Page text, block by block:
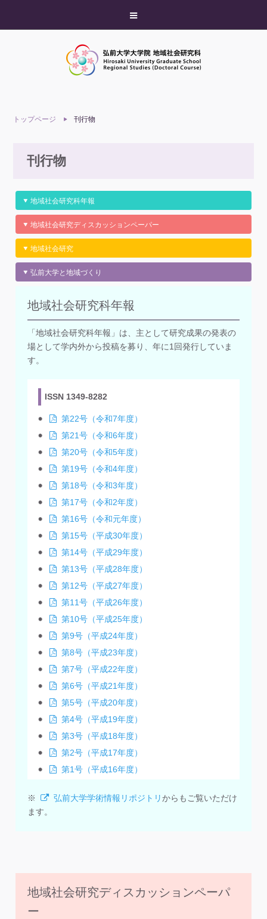
トップページ 刊行物
刊行物
地域社会研究科年報
地域社会研究ディスカッションペーパー
地域社会研究
弘前大学と地域づくり
地域社会研究科年報
「地域社会研究科年報」は、主として研究成果の発表の
場として学内外から投稿を募り、年に1回発行していま
す。
ISSN 1349-8282
第22号（令和7年度）
第21号（令和6年度）
第20号（令和5年度）
第19号（令和4年度）
第18号（令和3年度）
第17号（令和2年度）
第16号（令和元年度）
第15号（平成30年度）
第14号（平成29年度）
第13号（平成28年度）
第12号（平成27年度）
第11号（平成26年度）
第10号（平成25年度）
第9号（平成24年度）
第8号（平成23年度）
第7号（平成22年度）
第6号（平成21年度）
第5号（平成20年度）
第4号（平成19年度）
第3号（平成18年度）
第2号（平成17年度）
第1号（平成16年度）
※ 弘前大学学術情報リポジトリからもご覧いただけ
ます。
地域社会研究ディスカッションペーパ
ー